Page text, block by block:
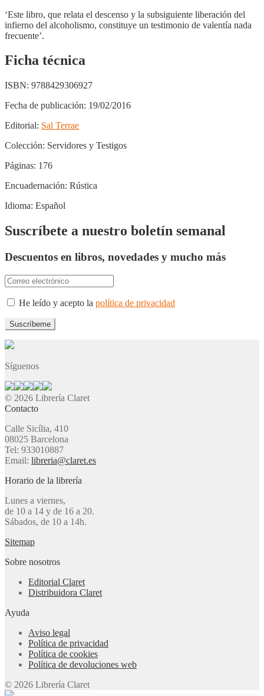
‘Este libro, que relata el descenso y la subsiguiente liberación del
infierno del alcoholismo, constituye un testimonio de valentía nada
frecuente’.
Ficha técnica
ISBN: 9788429306927
Fecha de publicación: 19/02/2016
Editorial: Sal Terrae
Colección: Servidores y Testigos
Páginas: 176
Encuadernación: Rústica
Idioma: Español
Suscríbete a nuestro boletín semanal
Descuentos en libros, novedades y mucho más
He leído y acepto la política de privacidad
Síguenos
© 2026 Librería Claret
Contacto
Calle Sicília, 410
08025 Barcelona
Tel: 933010887
Email: libreria@claret.es
Horario de la librería
Lunes a viernes,
de 10 a 14 y de 16 a 20.
Sábados, de 10 a 14h.
Sitemap
Sobre nosotros
Editorial Claret
Distribuidora Claret
Ayuda
Aviso legal
Política de privacidad
Política de cookies
Política de devoluciones web
© 2026 Librería Claret